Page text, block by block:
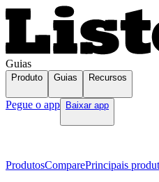
Guias
Produto Guias Recursos
Pegue o app Baixar app
ProdutosComparePrincipais